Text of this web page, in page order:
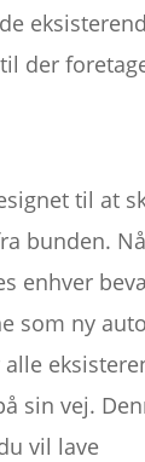
der
til at
bunden.
enhver
som ny
sin vej.
vil lave